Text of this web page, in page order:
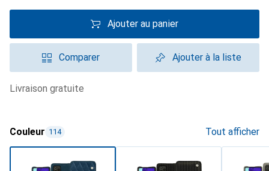
Ajouter au panier
Comparer Ajouter à la liste
livraison gratuite
Couleur 114 Tout afficher